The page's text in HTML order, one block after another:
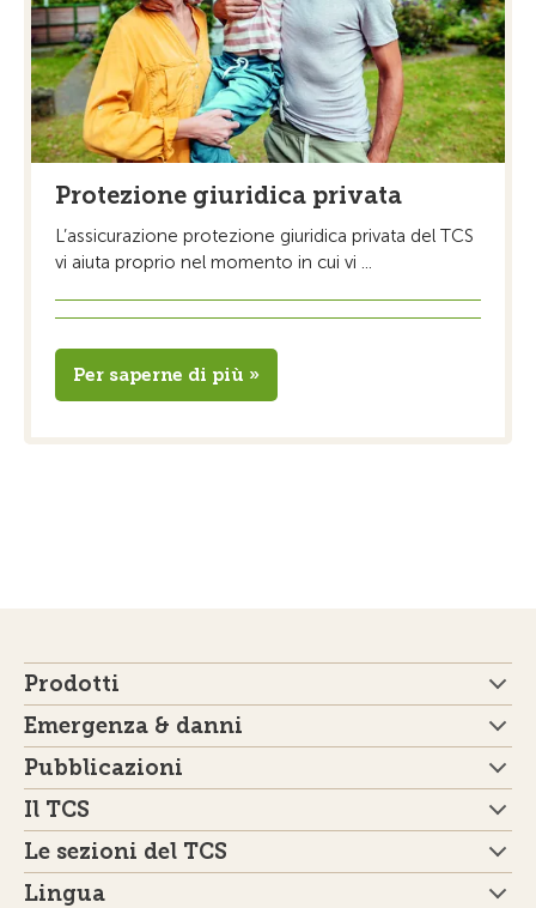
Protezione giuridica privata
L’assicurazione protezione giuridica privata del TCS
vi aiuta proprio nel momento in cui vi ...
Per saperne di più »
Prodotti
Emergenza & danni
Pubblicazioni
Il TCS
Le sezioni del TCS
Lingua